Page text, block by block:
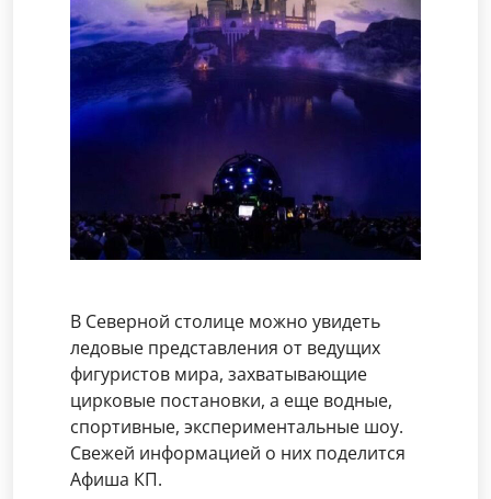
В Северной столице можно увидеть
ледовые представления от ведущих
фигуристов мира, захватывающие
цирковые постановки, а еще водные,
спортивные, экспериментальные шоу.
Свежей информацией о них поделится
Афиша КП.